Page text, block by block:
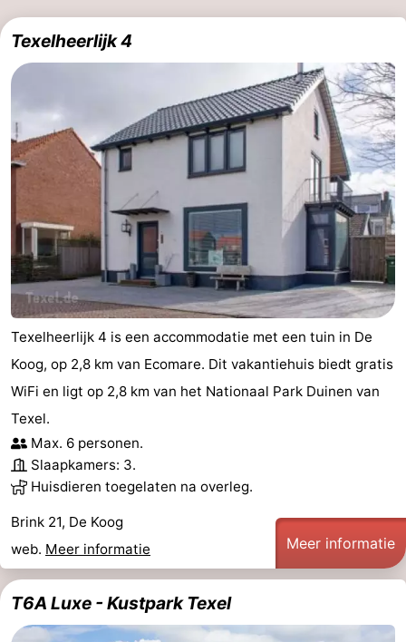
Natuur
Schoorlse
Duinen
-
Bergen
aan
Zee
-
Bergen
Alkmaar
-
aan
Zee
Noordhollands
duinreservaat
Wijk
aan
Zee
-
Natuur
Zuid-
Kennermerland
-
Amsterdam
-
Haarlem
-
Zandvoort
Weer
Contact
Texelheerlijk 4
Texelheerlijk 4 is een accommodatie met een tuin in De
Koog, op 2,8 km van Ecomare. Dit vakantiehuis biedt gratis
WiFi en ligt op 2,8 km van het Nationaal Park Duinen van
Texel.
Max. 6 personen.
Slaapkamers: 3.
Huisdieren toegelaten na overleg.
Brink 21, De Koog
web. Meer informatie Meer informatie
T6A Luxe - Kustpark Texel